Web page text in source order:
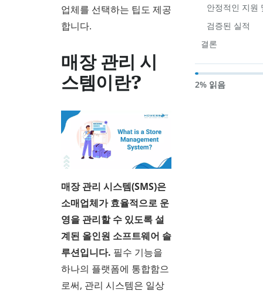
업체를 선택하는 팁도 제공
합니다.
매장 관리 시
스템이란?
매장 관리 시스템(SMS)은
소매업체가 효율적으로 운
영을 관리할 수 있도록 설
계된 올인원 소프트웨어 솔
루션입니다. 필수 기능을
하나의 플랫폼에 통합함으
로써, 관리 시스템은 일상
안정적인 지원
검증된 실적
결론
2% 읽음